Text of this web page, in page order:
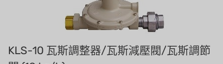
KLS-10 瓦斯調整器/瓦斯減壓閥/瓦斯調節